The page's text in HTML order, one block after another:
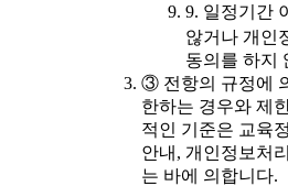
9. 일정기간
않거나 개인
동의를 하지
③ 전항의 규정에
한하는 경우와 제
적인 기준은 교육
안내, 개인정보처
는 바에 의합니다.